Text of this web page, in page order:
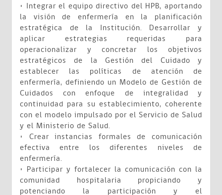
• Integrar el equipo directivo del HPB, aportando
la visión de enfermería en la planificación
estratégica de la Institución. Desarrollar y
aplicar estrategias requeridas para
operacionalizar y concretar los objetivos
estratégicos de la Gestión del Cuidado y
establecer las políticas de atención de
enfermería, definiendo un Modelo de Gestión de
Cuidados con enfoque de integralidad y
continuidad para su establecimiento, coherente
con el modelo impulsado por el Servicio de Salud
y el Ministerio de Salud.
• Crear instancias formales de comunicación
efectiva entre los diferentes niveles de
enfermería.
• Participar y fortalecer la comunicación con la
comunidad hospitalaria propiciando y
potenciando la participación y el